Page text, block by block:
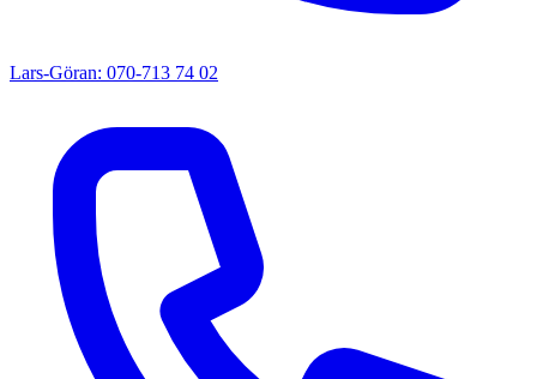
Lars-Göran: 070-713 74 02